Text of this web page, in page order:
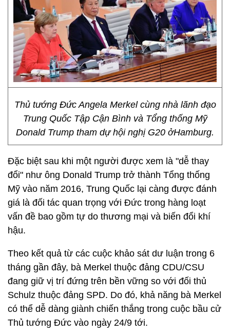
Thủ tướng Đức Angela Merkel cùng nhà lãnh đạo
Trung Quốc Tập Cận Bình và Tổng thống Mỹ
Donald Trump tham dự hội nghị G20 ởHamburg.
Đặc biệt sau khi một người được xem là "dễ thay
đổi" như ông Donald Trump trở thành Tổng thống
Mỹ vào năm 2016, Trung Quốc lại càng được đánh
giá là đối tác quan trọng với Đức trong hàng loạt
vấn đề bao gồm tự do thương mại và biến đổi khí
hậu.
Theo kết quả từ các cuộc khảo sát dư luận trong 6
tháng gần đây, bà Merkel thuộc đảng CDU/CSU
đang giữ vị trí đứng trên bền vững so với đối thủ
Schulz thuộc đảng SPD. Do đó, khả năng bà Merkel
có thể dễ dàng giành chiến thắng trong cuộc bầu cử
Thủ tướng Đức vào ngày 24/9 tới.